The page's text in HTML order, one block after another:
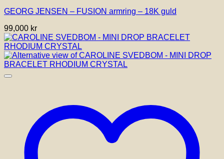
flera
De
olika
alternativen
kan
väljas
på
GEORG JENSEN – FUSION armring – 18K guld
99,000 kr